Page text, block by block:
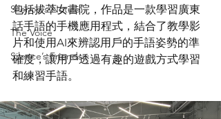
Silence's Notice
The Voice
Silence’s Friends
包括拔萃女書院，作品是一款學習廣東
話手語的手機應用程式，結合了教學影
片和使用AI來辨認用戶的手語姿勢的準
確度，讓用戶透過有趣的遊戲方式學習
和練習手語。